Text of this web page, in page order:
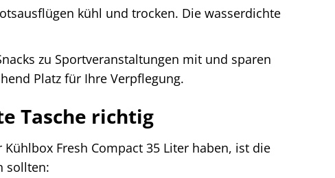
kühl und trocken. Die wasserdichte
zu Sportveranstaltungen mit und sparen
Platz für Ihre Verpflegung.
Tasche richtig
Fresh Compact 35 Liter haben, ist die
sollten: